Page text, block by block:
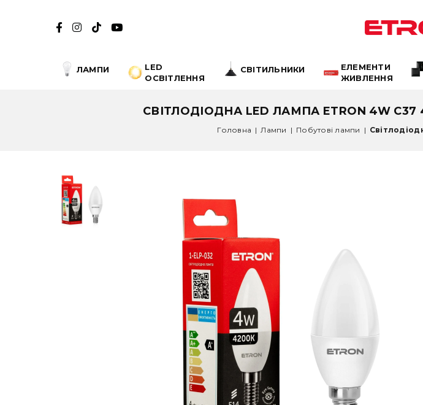
ЛАМПИ
LED
ОСВІТЛЕННЯ
СВІТИЛЬНИКИ
ЕЛЕМЕНТИ
ЖИВЛЕННЯ
СВІТЛОДІОДНА LED ЛАМПА ETRON 4W C37
Головна | Лампи | Побутові лампи |